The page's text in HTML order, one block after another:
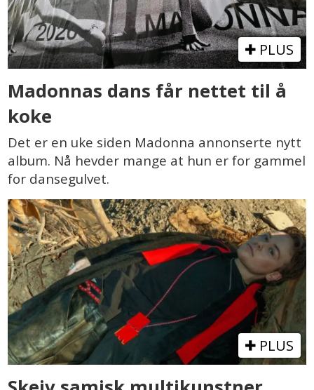
PLUS
Madonnas dans får nettet til å
koke
Det er en uke siden Madonna annonserte nytt
album. Nå hevder mange at hun er for gammel
for dansegulvet.
PLUS